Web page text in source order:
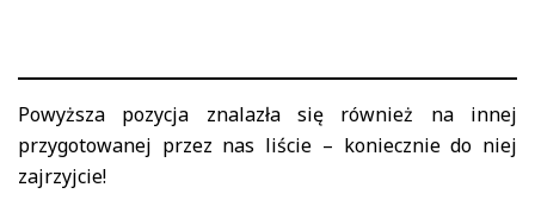
Powyższa pozycja znalazła się również na innej
przygotowanej przez nas liście – koniecznie do niej
zajrzyjcie!